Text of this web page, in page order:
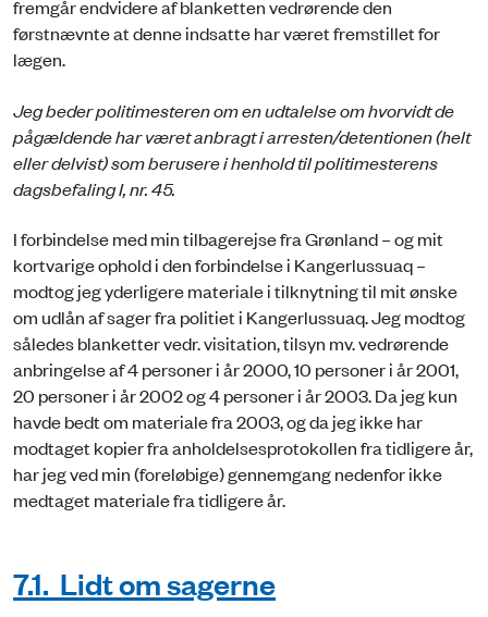
fremgår endvidere af blanketten vedrørende den
førstnævnte at denne indsatte har været fremstillet for
lægen.
Jeg beder politimesteren om en udtalelse om hvorvidt de
pågældende har været anbragt i arresten/detentionen (helt
eller delvist) som berusere i henhold til politimesterens
dagsbefaling I, nr. 45.
I forbindelse med min tilbagerejse fra Grønland – og mit
kortvarige ophold i den forbindelse i Kangerlussuaq –
modtog jeg yderligere materiale i tilknytning til mit ønske
om udlån af sager fra politiet i Kangerlussuaq. Jeg modtog
således blanketter vedr. visitation, tilsyn mv. vedrørende
anbringelse af 4 personer i år 2000, 10 personer i år 2001,
20 personer i år 2002 og 4 personer i år 2003. Da jeg kun
havde bedt om materiale fra 2003, og da jeg ikke har
modtaget kopier fra anholdelsesprotokollen fra tidligere år,
har jeg ved min (foreløbige) gennemgang nedenfor ikke
medtaget materiale fra tidligere år.
7.1. Lidt om sagerne